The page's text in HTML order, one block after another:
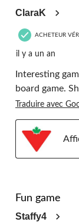
ClaraK
ACHETEUR
il y a un an
Interesting
board game.
Traduire avec
Fun game
Staffy4